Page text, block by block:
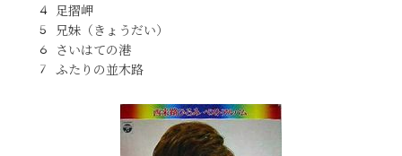
足摺岬
兄妹（きょうだい）
さいはての港
ふたりの並木路